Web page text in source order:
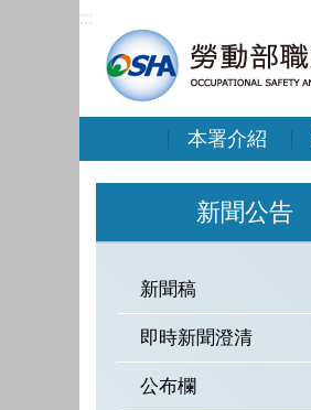
:::
本署介紹
新聞公告
新聞稿
即時新聞澄清
公布欄